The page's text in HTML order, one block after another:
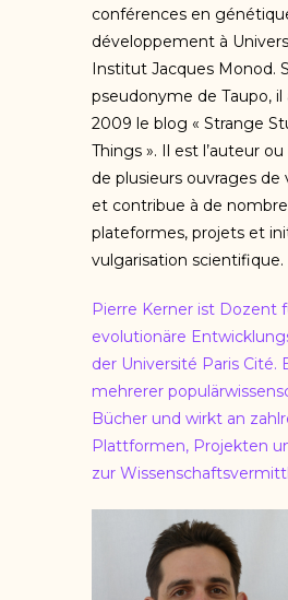
conférences en
développement à
Institut Jacques Monod.
pseudonyme de Taupo,
2009 le blog « Strange
Things ». Il est l’auteur
de plusieurs ouvrages de
et contribue à de
plateformes, projets et
vulgarisation scientifique.
Pierre Kerner ist Dozent
evolutionäre
der Université Paris Cité.
mehrerer
Bücher und wirkt an
Plattformen, Projekten
zur